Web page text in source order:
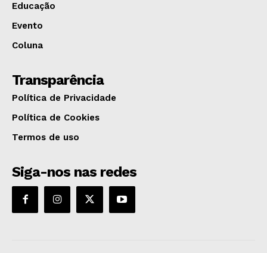
Educação
Evento
Coluna
Transparência
Política de Privacidade
Política de Cookies
Termos de uso
Siga-nos nas redes